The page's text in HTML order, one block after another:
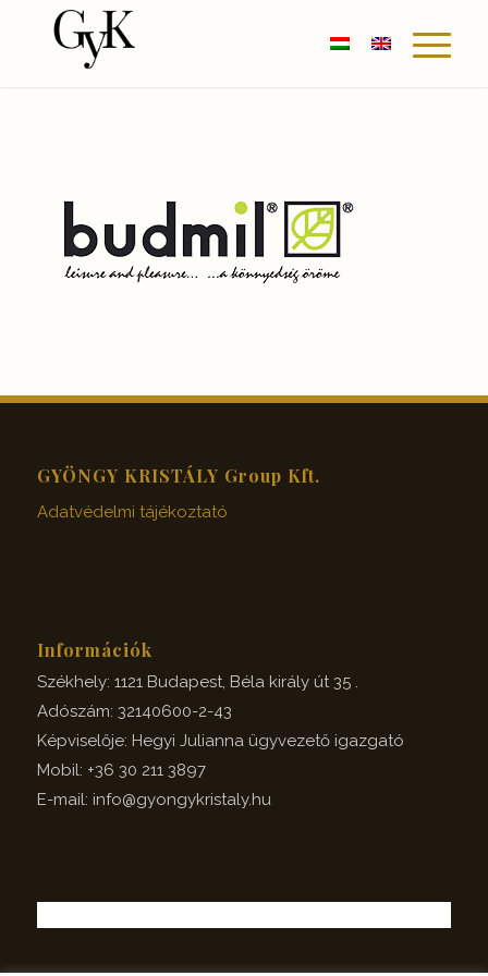
GYÖNGY KRISTÁLY Group Kft.
Adatvédelmi tájékoztató
Információk
Székhely: 1121 Budapest, Béla király út 35 .
Adószám: 32140600-2-43
Képviselője: Hegyi Julianna ügyvezető igazgató
Mobil: +36 30 211 3897
E-mail: info@gyongykristaly.hu